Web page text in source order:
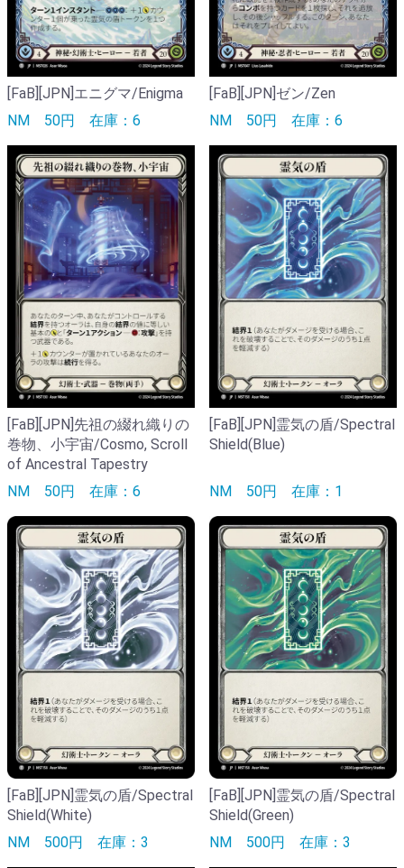
[FaB][JPN]エニグマ/Enigma
NM 50円 在庫：6
[FaB][JPN]ゼン/Zen
NM 50円 在庫：6
[FaB][JPN]先祖の綴れ織りの
巻物、小宇宙/Cosmo, Scroll
of Ancestral Tapestry
NM 50円 在庫：6
[FaB][JPN]霊気の盾/Spectral
Shield(Blue)
NM 50円 在庫：1
[FaB][JPN]霊気の盾/Spectral
Shield(White)
NM 500円 在庫：3
[FaB][JPN]霊気の盾/Spectral
Shield(Green)
NM 500円 在庫：3